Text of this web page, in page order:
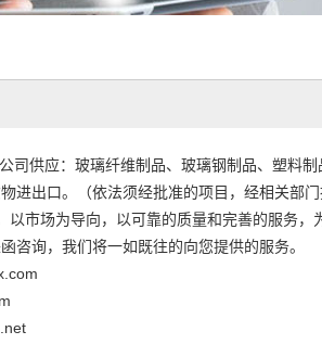
司供应：玻璃纤维制品、玻璃钢制品、塑料
进出口。（依法须经批准的项目，经相关部门
以市场为导向，以可靠的质量和完善的服务
咨询，我们将一如既往的向您提供的服务。